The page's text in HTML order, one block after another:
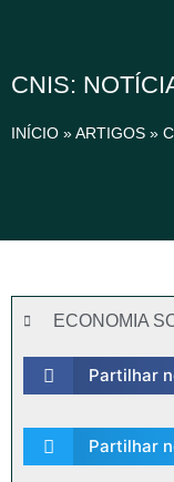
CNIS:
INÍCIO »ARTIGOS »
ECONOMIA
Partilhar
Partilhar